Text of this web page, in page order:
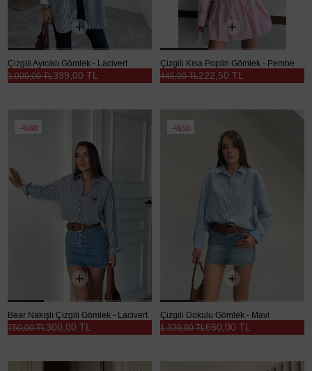
Çizgili Ayıcıklı Gömlek - Lacivert
399,00 TL
1.000,00 TL
Çizgili Kısa Poplin Gömlek - Pembe
222,50 TL
445,00 TL
%60
Bear Nakışlı Çizgili Gömlek - Lacivert
300,00 TL
750,00 TL
%50
Çizgili Dokulu Gömlek - Mavi
660,00 TL
1.320,00 TL